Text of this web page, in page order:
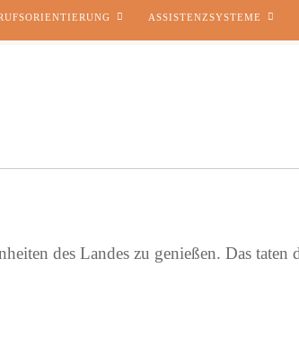
ASSISTENZSYSTEME
des Landes zu genießen. Das